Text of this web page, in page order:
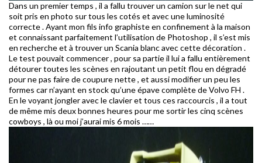
Dans un premier temps , il a fallu trouver un camion sur le net qui
soit pris en photo sur tous les cotés et avec une luminosité
correcte . Ayant mon fils info graphiste en confinement à la maison
et connaissant parfaitement l’utilisation de Photoshop , il s’est mis
en recherche et à trouver un Scania blanc avec cette décoration .
Le test pouvait commencer , pour sa partie il lui a fallu entièrement
détourer toutes les scènes en rajoutant un petit flou en dégradé
pour ne pas faire de coupure nette , et aussi modifier un peu les
formes car n’ayant en stock qu’une épave complète de Volvo FH .
En le voyant jongler avec le clavier et tous ces raccourcis , il a tout
de même mis deux bonnes heures pour me sortir les cinq scènes
cowboys , là ou moi j’aurai mis 6 mois ……